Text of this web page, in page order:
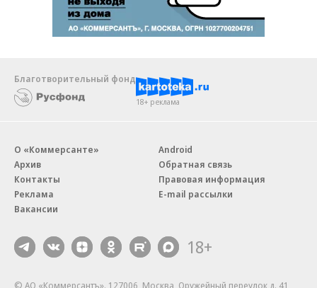
Благотворительный фонд
18+ реклама
О «Коммерсанте»
Архив
Контакты
Реклама
Вакансии
Android
Обратная связь
Правовая информация
E-mail рассылки
18+
© АО «Коммерсантъ». 127006, Москва, Оружейный переулок д. 41,